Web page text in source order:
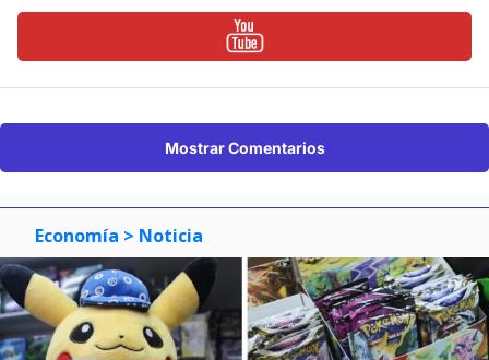
Mostrar Comentarios
Economía > Noticia